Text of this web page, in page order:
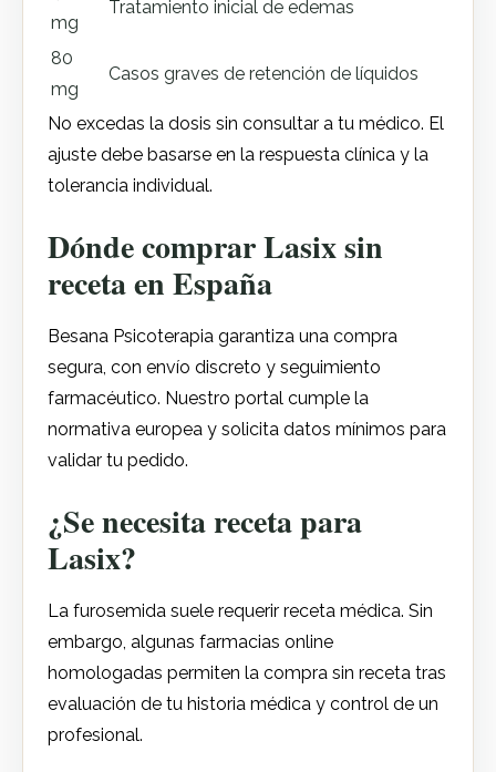
mg
Tratamiento inicial de edemas
80
mg
Casos graves de retención de líquidos
No excedas la dosis sin consultar a tu médico. El
ajuste debe basarse en la respuesta clínica y la
tolerancia individual.
Dónde comprar Lasix sin
receta en España
Besana Psicoterapia garantiza una compra
segura, con envío discreto y seguimiento
farmacéutico. Nuestro portal cumple la
normativa europea y solicita datos mínimos para
validar tu pedido.
¿Se necesita receta para
Lasix?
La furosemida suele requerir receta médica. Sin
embargo, algunas farmacias online
homologadas permiten la compra sin receta tras
evaluación de tu historia médica y control de un
profesional.